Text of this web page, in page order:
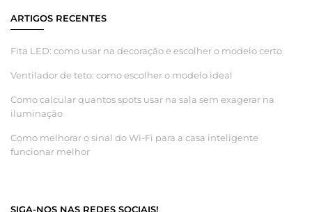
ARTIGOS RECENTES
Fita LED: como usar na decoração e escolher o modelo certo
Ventilador de teto: como escolher o modelo ideal
Como calcular quantos spots usar na sala sem exagerar na
iluminação
Como melhorar o sinal do Wi-Fi para a casa inteligente
funcionar melhor
SIGA-NOS NAS REDES SOCIAIS!